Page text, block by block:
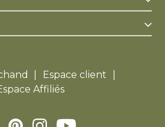
Espace client
Affiliés